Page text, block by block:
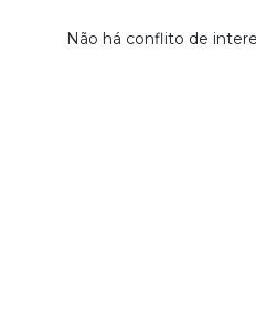
Não há conflito de